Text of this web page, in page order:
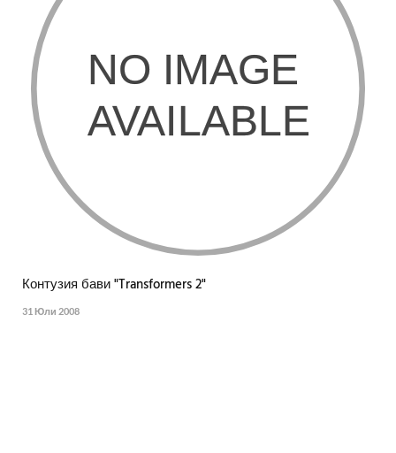
Контузия бави "Transformers 2"
31 Юли 2008